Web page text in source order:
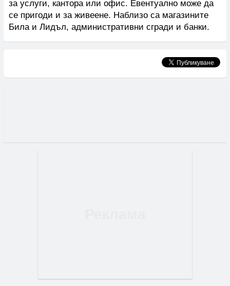
за услуги, кантора или офис. Евентуално може да
се пригоди и за живеене. Наблизо са магазините
Била и Лидъл, административни сгради и банки.